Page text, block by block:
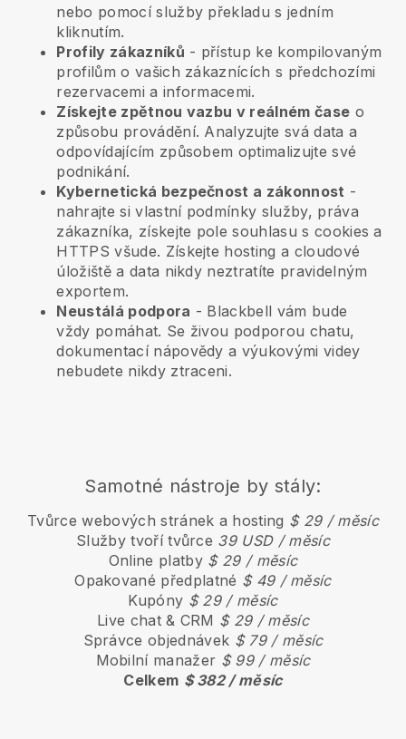
nebo pomocí služby překladu s jedním
kliknutím.
Profily zákazníků - přístup ke kompilovaným
profilům o vašich zákaznících s předchozími
rezervacemi a informacemi.
Získejte zpětnou vazbu v reálném čase o
způsobu provádění. Analyzujte svá data a
odpovídajícím způsobem optimalizujte své
podnikání.
Kybernetická bezpečnost a zákonnost -
nahrajte si vlastní podmínky služby, práva
zákazníka, získejte pole souhlasu s cookies a
HTTPS všude. Získejte hosting a cloudové
úložiště a data nikdy neztratíte pravidelným
exportem.
Neustálá podpora - Blackbell vám bude
vždy pomáhat. Se živou podporou chatu,
dokumentací nápovědy a výukovými videy
nebudete nikdy ztraceni.
Samotné nástroje by stály:
Tvůrce webových stránek a hosting $ 29 / měsíc
Služby tvoří tvůrce 39 USD / měsíc
Online platby $ 29 / měsíc
Opakované předplatné $ 49 / měsíc
Kupóny $ 29 / měsíc
Live chat & CRM $ 29 / měsíc
Správce objednávek $ 79 / měsíc
Mobilní manažer $ 99 / měsíc
Celkem $ 382 / měsíc